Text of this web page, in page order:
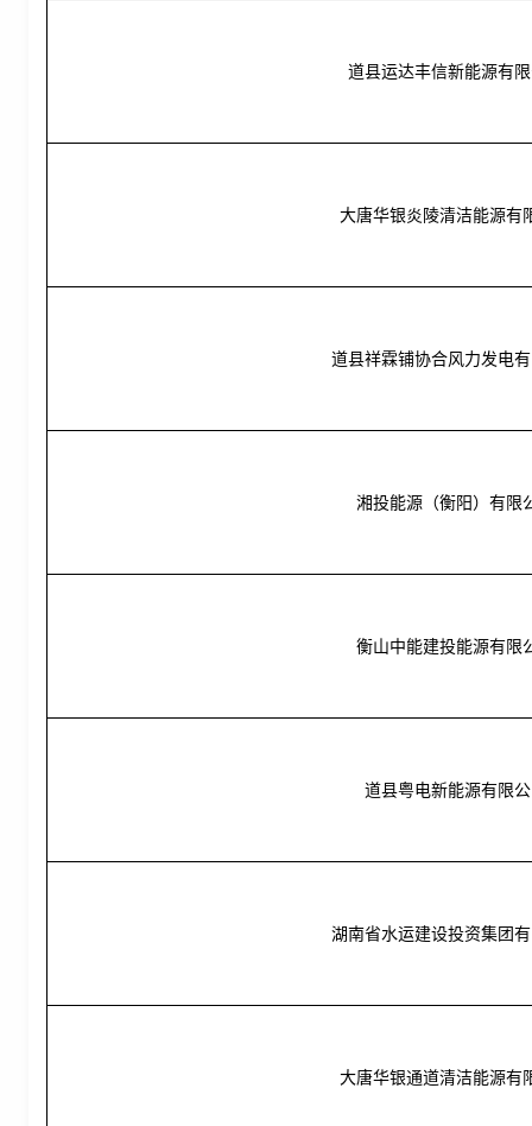
道县运达丰信新能源有
大唐华银炎陵清洁能源有
道县祥霖铺协合风力发电
湘投能源（衡阳）有限
衡山中能建投能源有限
道县粤电新能源有限
湖南省水运建设投资集团
大唐华银通道清洁能源有